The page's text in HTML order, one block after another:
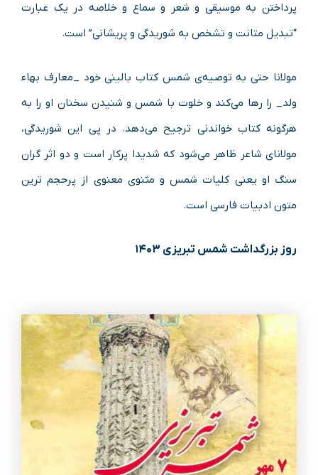
پرداختن به موسیقی و شعر و سماع و خلاصه در یک عبارت
“تبدیل متانت و تشخص به شوریدگی و پریشانی” است.
مولانا حتی به توصیه‌ی شمس کتاب بالینی خود _معارف بهاء
ولد_ را رها می‌کند و خلوت با شمس و شنیدن سخنان او را به
هرگونه کتاب خواندنی ترجیح می‌دهد. در پی این شوریدگی،
مولانای شاعر ظاهر می‌شود که شدیدا پرکار است و دو اثر گران
سنگ او یعنی کلیات شمس و مثنوی معنوی از پرحجم ترین
متون ادبیات فارسی است.
روز بزرگداشت شمس تبریزی ۱۴۰۳